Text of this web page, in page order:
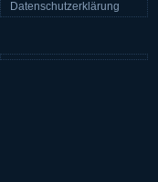
Datenschutzerklärung